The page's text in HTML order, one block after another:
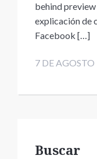
behind
explicación de
Facebook […]
7 DE AGOSTO
Buscar